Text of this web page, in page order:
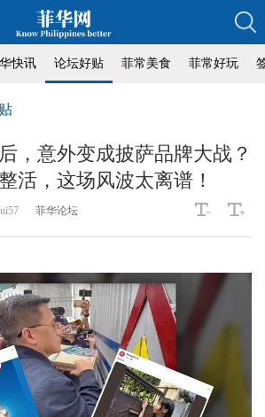
快讯 论坛好贴 菲常美食 菲常好玩
，意外变成披萨品牌大战？
活，这场风波太离谱！
菲华论坛